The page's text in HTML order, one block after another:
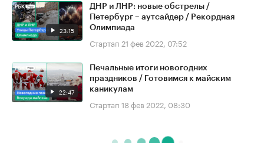
23:15
ДНР и ЛНР: новые обстрелы /
Петербург – аутсайдер / Рекордная
Олимпиада
Стартап 21 фев 2022, 07:52
22:47
Печальные итоги новогодних
праздников / Готовимся к майским
каникулам
Стартап 18 фев 2022, 08:30